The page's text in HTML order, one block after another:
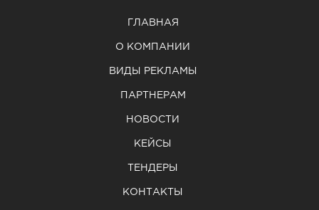
ГЛАВНАЯ
О КОМПАНИИ
ВИДЫ РЕКЛАМЫ
ПАРТНЕРАМ
НОВОСТИ
КЕЙСЫ
ТЕНДЕРЫ
КОНТАКТЫ